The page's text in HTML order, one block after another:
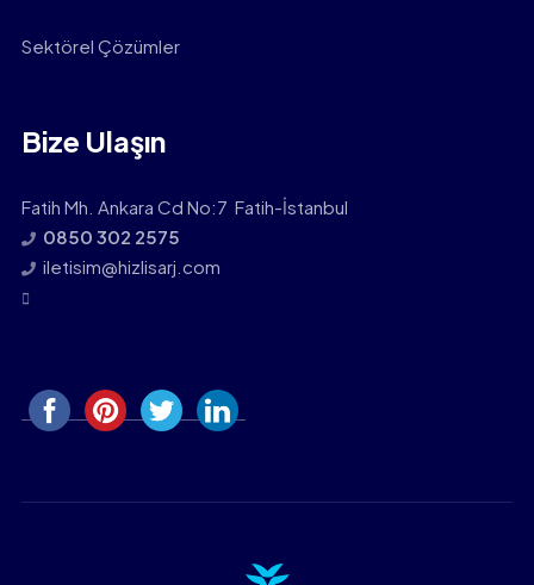
Sektörel Çözümler
Bize Ulaşın
Fatih Mh. Ankara Cd No:7 Fatih-İstanbul
0850 302 2575
iletisim@hizlisarj.com